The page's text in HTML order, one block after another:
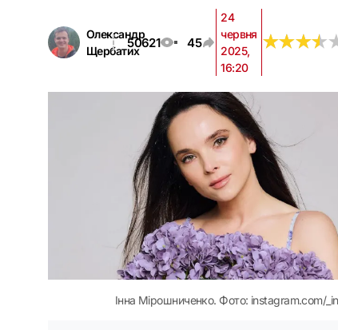
Олександр
Щербатих
50621 45
24
червня
2025,
16:20
★★★★
★★★★
Інна Мірошниченко. Фото: instagram.com/